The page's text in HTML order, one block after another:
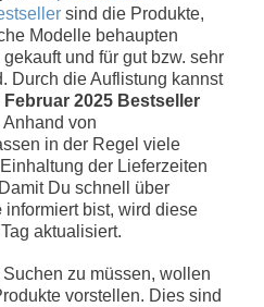
sind die Produkte,
Modelle behaupten
und für gut bzw. sehr
Durch die Auflistung kannst
2025 Bestseller
von
in der Regel viele
der Lieferzeiten
Du schnell über
informiert bist, wird diese
aktualisiert.
zu müssen, wollen
vorstellen. Dies sind